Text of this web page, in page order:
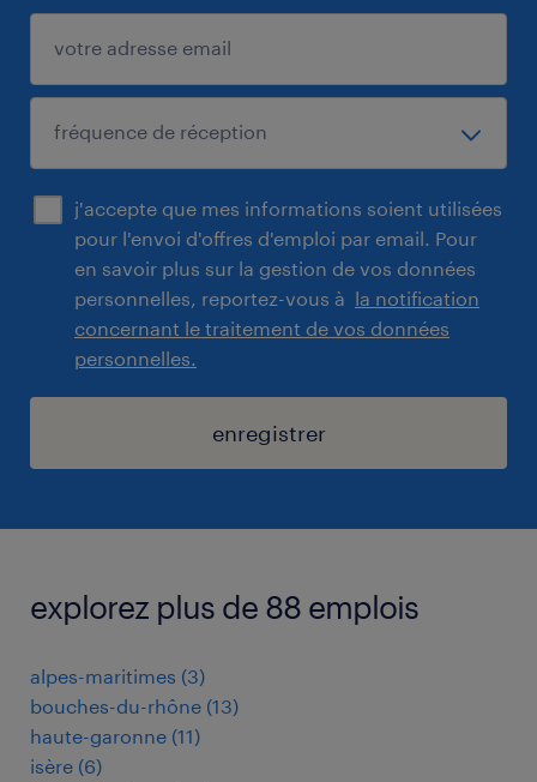
j'accepte que mes informations soient utilisées
pour l'envoi d'offres d'emploi par email. Pour
en savoir plus sur la gestion de vos données
personnelles, reportez-vous à la notification
concernant le traitement de vos données
personnelles.
enregistrer
explorez plus de 88 emplois
alpes-maritimes (3)
bouches-du-rhône (13)
haute-garonne (11)
isère (6)